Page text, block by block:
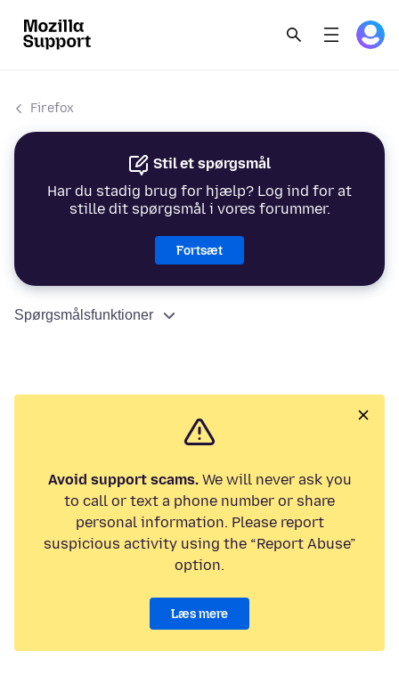
Firefox
Stil et spørgsmål
Har du stadig brug for hjælp? Log ind for at
stille dit spørgsmål i vores forummer.
Fortsæt
Spørgsmålsfunktioner
Avoid support scams.We will never ask you
to call or text a phone number or share
personal information. Please report
suspicious activity using the “Report Abuse”
option.
Læs mere